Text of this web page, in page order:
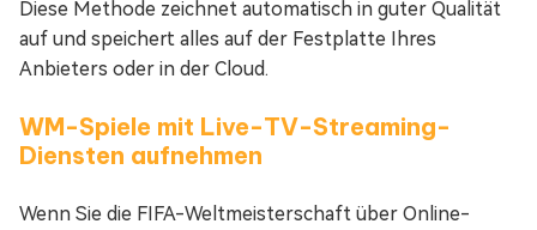
Diese Methode zeichnet automatisch in guter Qualität
auf und speichert alles auf der Festplatte Ihres
Anbieters oder in der Cloud.
WM-Spiele mit Live-TV-Streaming-
Diensten aufnehmen
Wenn Sie die FIFA-Weltmeisterschaft über Online-